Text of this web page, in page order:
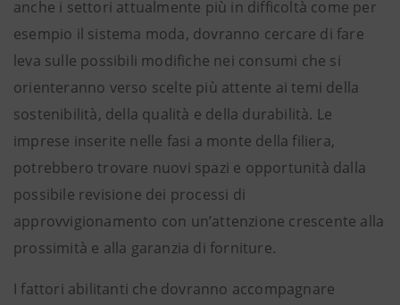
anche i settori attualmente più in difficoltà come per
esempio il sistema moda, dovranno cercare di fare
leva sulle possibili modifiche nei consumi che si
orienteranno verso scelte più attente ai temi della
sostenibilità, della qualità e della durabilità. Le
imprese inserite nelle fasi a monte della filiera,
potrebbero trovare nuovi spazi e opportunità dalla
possibile revisione dei processi di
approvvigionamento con un’attenzione crescente alla
prossimità e alla garanzia di forniture.
I fattori abilitanti che dovranno accompagnare